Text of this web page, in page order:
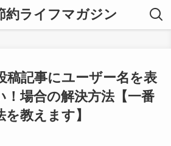
約ライフマガジン
稿記事にユーザー名を表
場合の解決方法【一番
教えます】